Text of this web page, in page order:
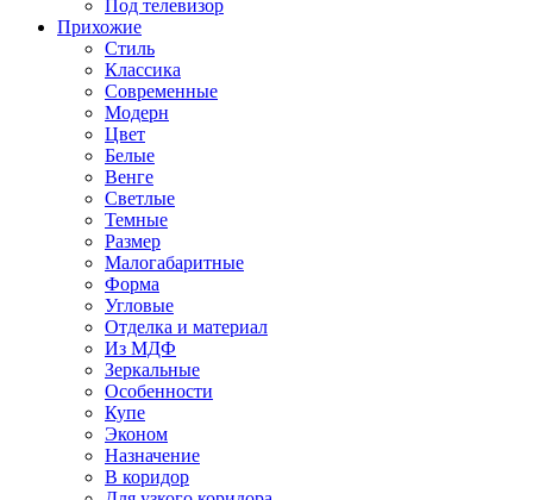
Под телевизор
Прихожие
Стиль
Классика
Современные
Модерн
Цвет
Белые
Венге
Светлые
Темные
Размер
Малогабаритные
Форма
Угловые
Отделка и материал
Из МДФ
Зеркальные
Особенности
Купе
Эконом
Назначение
В коридор